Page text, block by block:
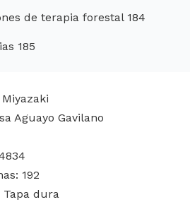
de terapia forestal 184
185
Aguayo Gavilano
192
Tapa dura